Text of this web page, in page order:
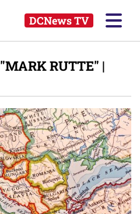
DCNews TV
"MARK RUTTE" |